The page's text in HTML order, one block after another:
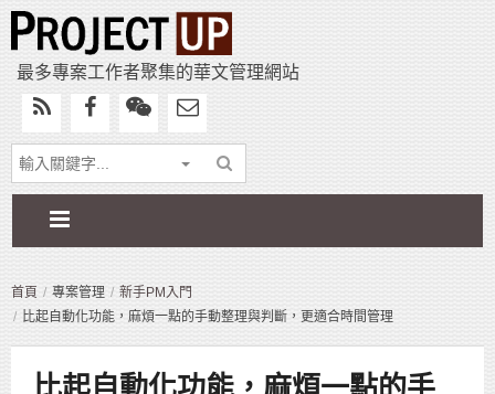
最多專案工作者聚集的華文管理網站
首頁 專案管理
新手PM入門
比起自動化功能，麻煩一點的手動整理與判斷，更適合時間管理
比起自動化功能，麻煩一點的手